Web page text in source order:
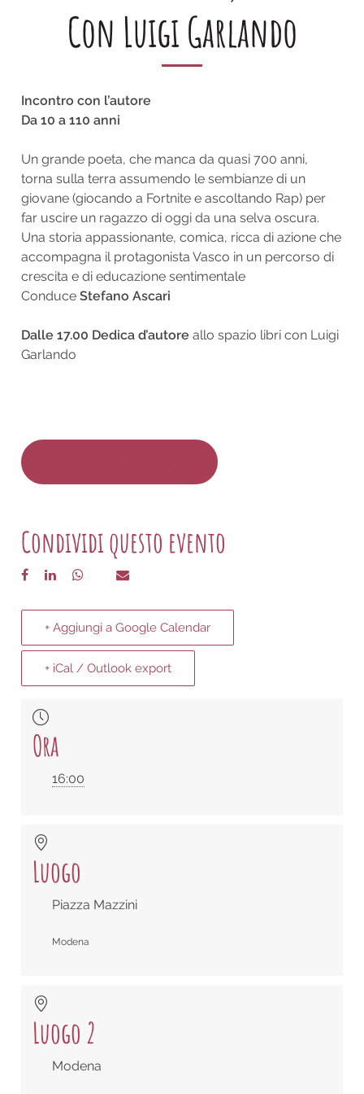
Con Luigi Garlando
Incontro con l’autore
Da 10 a 110 anni
Un grande poeta, che manca da quasi 700 anni,
torna sulla terra assumendo le sembianze di un
giovane (giocando a Fortnite e ascoltando Rap) per
far uscire un ragazzo di oggi da una selva oscura.
Una storia appassionante, comica, ricca di azione che
accompagna il protagonista Vasco in un percorso di
crescita e di educazione sentimentale
Conduce Stefano Ascari
Dalle 17.00 Dedica d’autore allo spazio libri con Luigi
Garlando
Condividi questo evento
+ Aggiungi a Google Calendar
+ iCal / Outlook export
Ora
16:00
Luogo
Piazza Mazzini
Modena
Luogo 2
Modena